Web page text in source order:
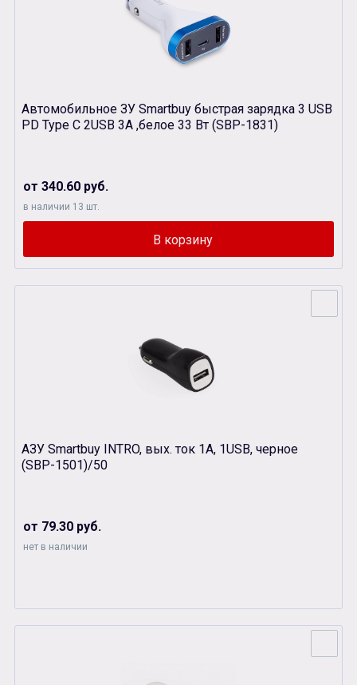
Автомобильное ЗУ Smartbuy быстрая зарядка 3 USB
PD Type C 2USB 3A ,белое 33 Вт (SBP-1831)
от 340.60 руб.
в наличии 13 шт.
АЗУ Smartbuy INTRO, вых. ток 1А, 1USB, черное
(SBР-1501)/50
от 79.30 руб.
нет в наличии